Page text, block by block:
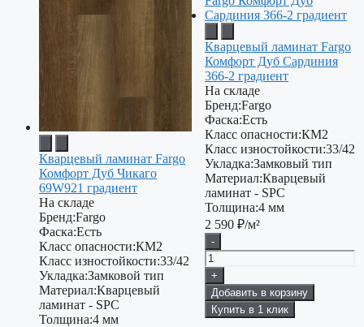
Кварцевый ламинат Fargo
Комфорт Дуб Чикаго
69W921 градиент
На складе
Бренд:Fargo
Фаска:Есть
Класс опасности:КМ2
Класс изностойкости:33/42
Укладка:Замковой тип
Материал:Кварцевый
ламинат - SPC
Толщина:4 мм
Кварцевый ламинат Fargo
Комфорт Дуб Сардиния
366-2 градиент
На складе
Бренд:Fargo
Фаска:Есть
Класс опасности:КМ2
Класс изностойкости:33/42
Укладка:Замковый тип
Материал:Кварцевый
ламинат - SPC
Толщина:4 мм
2 590 ₽/м²
-
+
Добавить в корзину
Купить в 1 клик